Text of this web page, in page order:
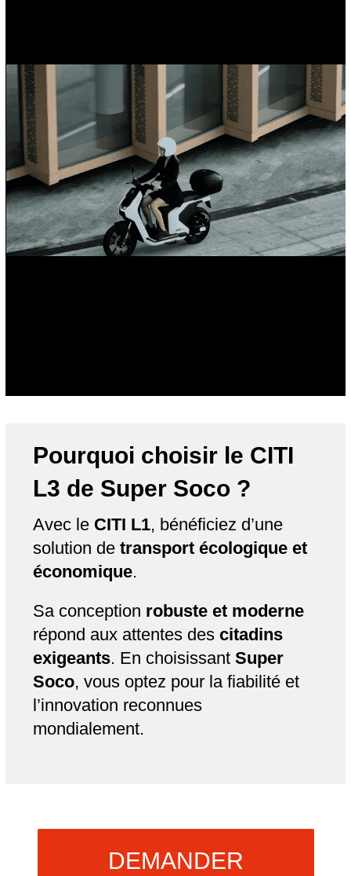
Pourquoi choisir le CITI
L3 de Super Soco ?
Avec le CITI L1, bénéficiez d’une
solution detransport écologique et
économique.
Sa conception robuste et moderne
répond aux attentes descitadins
exigeants. En choisissantSuper
Soco, vous optez pour la fiabilité et
l’innovation reconnues
mondialement.
DEMANDER